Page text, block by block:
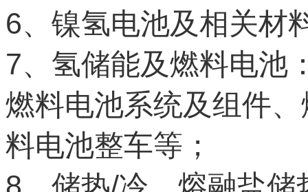
6、镍氢电池及相关材
7、氢储能及燃料电池
燃料电池系统及组件
料电池整车等；